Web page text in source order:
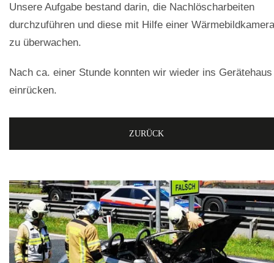
Unsere Aufgabe bestand darin, die Nachlöscharbeiten
durchzuführen und diese mit Hilfe einer Wärmebildkamera
zu überwachen.
Nach ca. einer Stunde konnten wir wieder ins Gerätehaus
einrücken.
ZURÜCK